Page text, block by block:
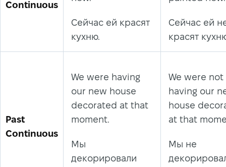
Continuous
Сейчас ей красят
кухню.
Сейчас ей
красят
Past
Continuous
We were having
our new house
decorated at that
moment.
Мы
декорировали
We were not
having our
house
at that
Мы не